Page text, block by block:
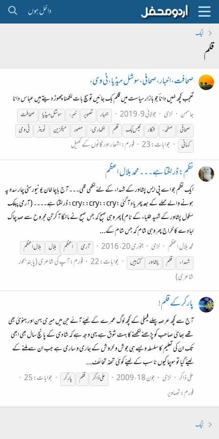
داخل ہوں
ٹیگ
قلم
صحافت،اخبار،صحافی،سوشل میڈیا،ٹی وی،
تعجب کچھ نہیں داناؔ جو بازار سیاست میں قلم بک جائیں تو سچ بات لکھنا چھوڑ دیتے ہیں عباس دانا
جاسمن
لڑی جولائی 9، 2019 اخبار تصویر خبر، سوشل میڈیا
صحافت
صحافی
صفحہ، فنکار فیس بُک قلم لکھاری، مصور میگزین ٹویٹر
ٹی وی
کہانی
جوابات: 23 فورم:اشعار اور گانوں کے کھیل
نظم: ڈر لگتا ہے۔۔۔ محمد بلال اعظم
ایک نظم جو اے پی ایس پشاور کے شہداء کے لئے لکھی تھی۔۔۔ آج باچا خان یونیورسٹی چار سدہ پہ
ہونے والے حملے کے بعد پھر یاد آ گئی :cry::cry::cry: ڈر لگتا ہے۔۔۔۔ ( آرمی پبلک
سکول پشاور کے شہید طلباء کے نام) پھر وہی صبح کہ جس صبح نے مانگا آ کر تنِ مجروح سے صد چاک
لبادے کا خراج پھر وہی شام کہ جس شام کے...
محمد بلال اعظم لڑی جنوری 20، 2016 آرمی اعظم بلال
بلال اعظم
شہداء
قلم پشاور کتابیں جوابات: 22 فورم:آپ کی شاعری (پابندِ بحور
شاعری)
پارکر کے قلم!
آج سے کچھ عرصہ پہلے فیملی کے کچھ لوگ عمرے کے لیئے آئے جن میں میری بہن اور بہنوئ بھی
تھے بھائ صاحب کو پڑھنے لکھنے کا بہت شوق ہے یہی وجہ ہے کہ شادی کے پانچ سال بھی ابھی
تک ان کی تعلیم کا سلسلہ ویسے ہی جوش و خروش کے جاری و ساری ہے جب ان سے ملنے کے
لیئے گیا تو سوچا کیوں نا سب کے لیئے کوئ تحفہ تحائف...
علی ذاکر لڑی جون 18، 2009 علی ذاکر قلم پارکر
جوابات: 25
فورم:تصاویر
ٹیگ